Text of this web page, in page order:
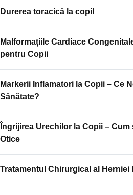
Durerea toracică la copil
Malformațiile Cardiace
pentru Copii
Markerii Inflamatori la Copii – Ce
Sănătate?
Îngrijirea Urechilor la Copii –
Otice
Tratamentul Chirurgical al Herniei